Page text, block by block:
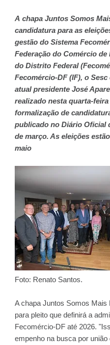
A chapa Juntos Somos
candidatura para as
gestão do Sistema
Federação do Comércio
do Distrito Federal
Fecomércio-DF (IF), o
atual presidente José
realizado nesta quarta-
formalização de
publicado no Diário Oficial
de março. As eleições
maio
Foto: Renato Santos.
A chapa Juntos Somos Mais
para pleito que definirá a
Fecomércio-DF até 2026.
empenho na busca por